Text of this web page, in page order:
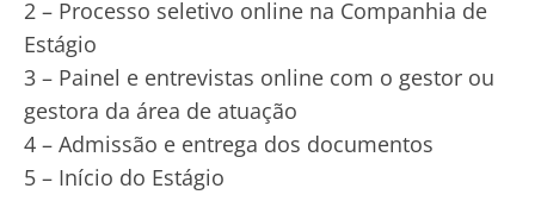
2 – Processo seletivo online na Companhia de
Estágio
3 – Painel e entrevistas online com o gestor ou
gestora da área de atuação
4 – Admissão e entrega dos documentos
5 – Início do Estágio